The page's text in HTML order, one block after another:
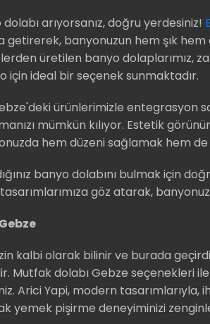
arıyorsanız, doğru yerdesiniz!
banyonuzun hem şık hem
üretilen banyo dolaplarımız,
için ideal bir seçenek sunmaktadır.
ürünlerimizle entegrasyon
mümkün kılıyor. Estetik
hem düzeni sağlamak hem de
banyo dolabını bulmak için
tasarımlarımıza göz atarak,
kalbi olarak bilinir ve burada
Mutfak dolabı Gebze seçenekleri ile
Arici Yapi, modern tasarımlarıyla,
yemek pişirme deneyiminizi